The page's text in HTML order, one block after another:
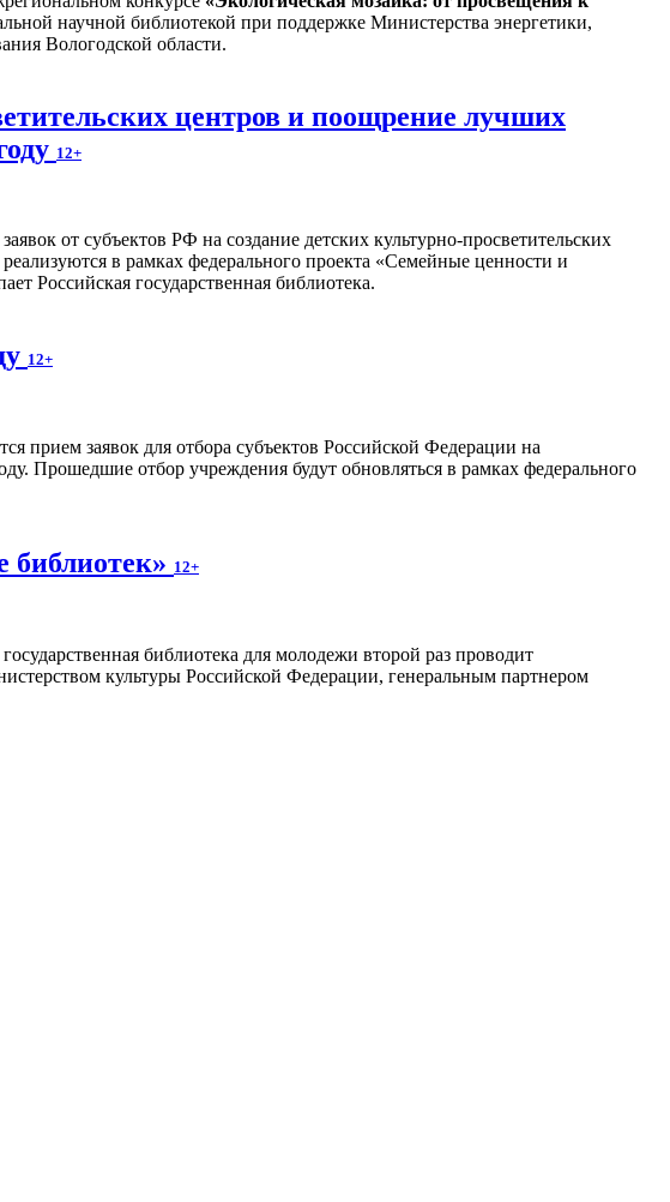
научной библиотекой при поддержке Министерства энергетики,
Вологодской области.
центров и поощрение лучших
12+
от субъектов РФ на создание детских культурно-просветительских
в рамках федерального проекта «Семейные ценности и
Российская государственная библиотека.
12+
прием заявок для отбора субъектов Российской Федерации на
Прошедшие отбор учреждения будут обновляться в рамках федерального
библиотек» 12+
библиотека для молодежи второй раз проводит
культуры Российской Федерации, генеральным партнером